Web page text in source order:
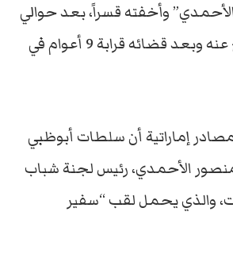
وأخفته قسراً، بعد حوالي
عامين من الإفراج عنه وبعد قضائه قرابة 9 أعوام في
إماراتية أن سلطات أبوظبي
الأحمدي، رئيس لجنة شباب
والذي يحمل لقب “سفير